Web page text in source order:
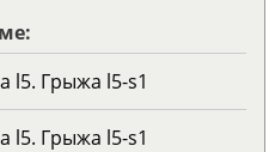
l5. Грыжа l5-s1
l5. Грыжа l5-s1